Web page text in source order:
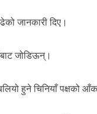
जानकारी दिए।
जोडिऊन्।
हुने चिनियाँ पक्षको